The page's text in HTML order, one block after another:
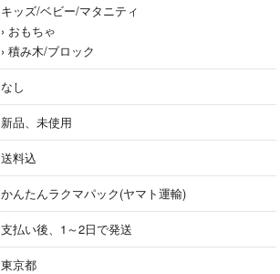
キッズ/ベビー/マタニティ
› おもちゃ
› 積み木/ブロック
なし
新品、未使用
送料込
かんたんラクマパック(ヤマト運輸)
支払い後、1～2日で発送
東京都